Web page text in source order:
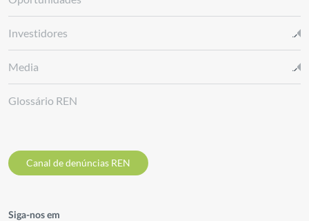
Investidores
Media
Glossário REN
Canal de denúncias REN
Siga-nos em